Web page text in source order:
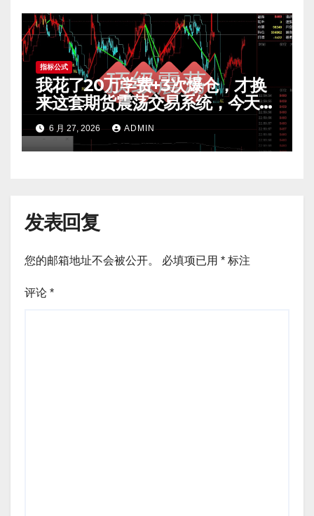
指标公式
我花了20万学费+3次爆仓，才换
来这套期货震荡交易系统，今天免
费公开核心逻辑
6 月 27, 2026 ADMIN
发表回复
您的邮箱地址不会被公开。 必填项已用 * 标注
评论 *